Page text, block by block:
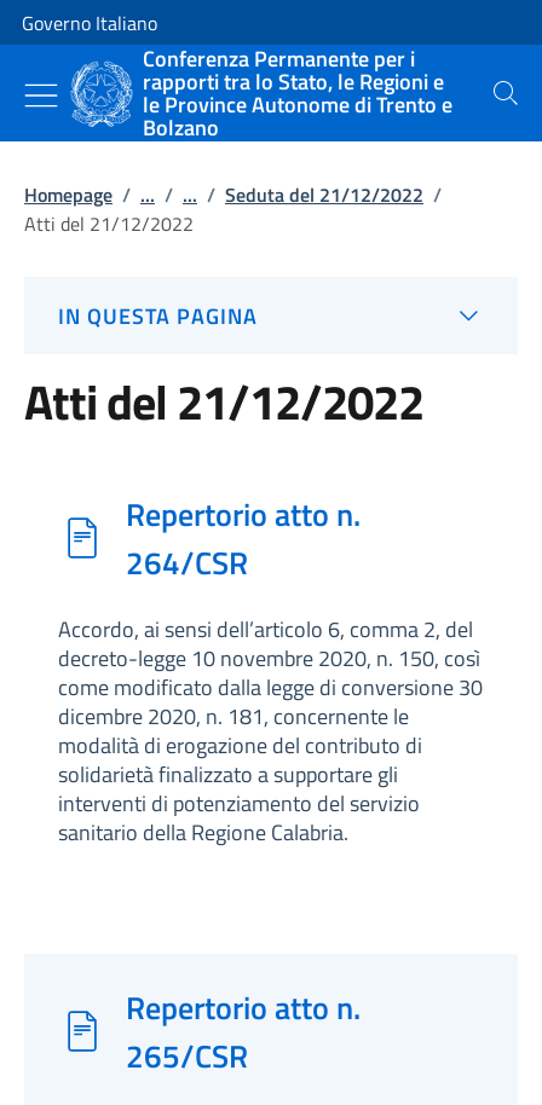
Vai al contenuto
Vai alla navigazione del sito
Governo Italiano
Conferenza Permanente per i
rapporti tra lo Stato, le Regioni e
le Province Autonome di Trento e
Bolzano
Cerca
Homepage / ... / ... / Seduta del 21/12/2022 /
Atti del 21/12/2022
IN QUESTA PAGINA
Atti del 21/12/2022
Repertorio atto n.
264/CSR
Accordo, ai sensi dell’articolo 6, comma 2, del
decreto-legge 10 novembre 2020, n. 150, così
come modificato dalla legge di conversione 30
dicembre 2020, n. 181, concernente le
modalità di erogazione del contributo di
solidarietà finalizzato a supportare gli
interventi di potenziamento del servizio
sanitario della Regione Calabria.
Repertorio atto n.
265/CSR